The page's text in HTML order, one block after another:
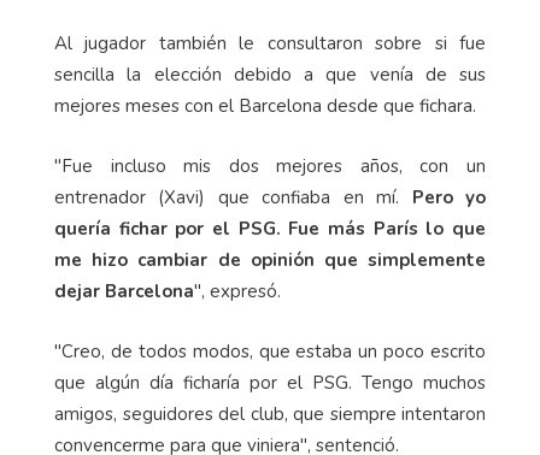
Al jugador también le consultaron sobre si fue
sencilla la elección debido a que venía de sus
mejores meses con el Barcelona desde que fichara.
"Fue incluso mis dos mejores años, con un
entrenador (Xavi) que confiaba en mí. Pero yo
quería fichar por el PSG. Fue más París lo que
me hizo cambiar de opinión que simplemente
dejar Barcelona", expresó.
"Creo, de todos modos, que estaba un poco escrito
que algún día ficharía por el PSG. Tengo muchos
amigos, seguidores del club, que siempre intentaron
convencerme para que viniera", sentenció.